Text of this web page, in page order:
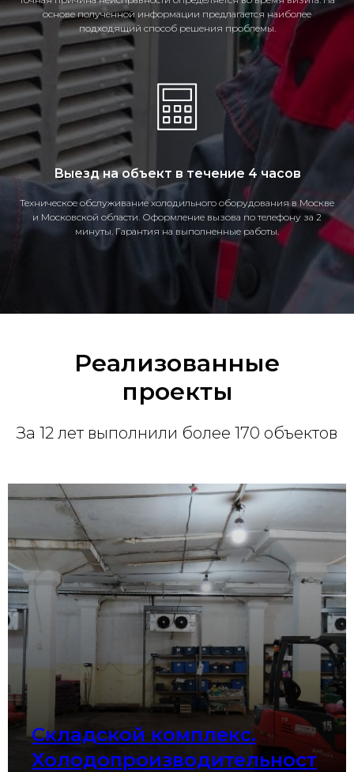
основе полученной информации предлагается наиболее
подходящий способ решения проблемы.
Выезд на объект в течение 4 часов
Техническое обслуживание холодильного оборудования в Москве
и Московской области. Оформление вызова по телефону за 2
минуты. Гарантия на выполненные работы.
Реализованные
проекты
За 12 лет выполнили более 170 объектов
Складской комплекс.
Холодопроизводительност